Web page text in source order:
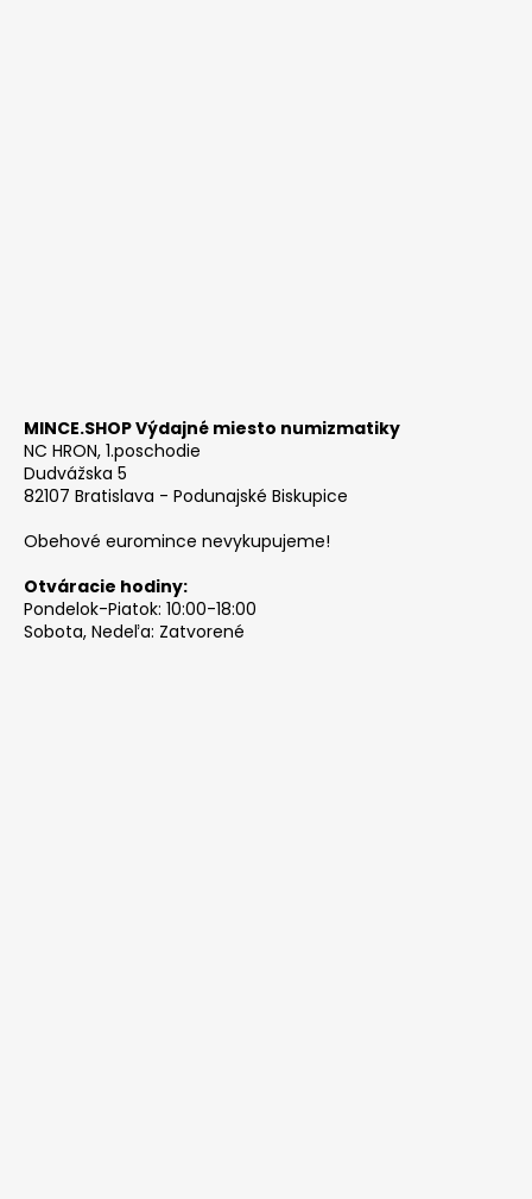
MINCE.SHOP Výdajné miesto numizmatiky
NC HRON, 1.poschodie
Dudvážska 5
82107 Bratislava - Podunajské Biskupice
Obehové euromince nevykupujeme!
Otváracie hodiny:
Pondelok-Piatok: 10:00-18:00
Sobota, Nedeľa: Zatvorené